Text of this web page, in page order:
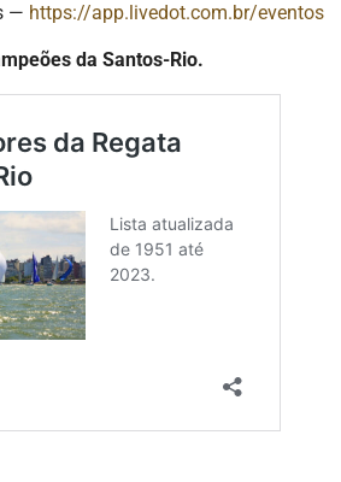
— https://app.livedot.com.br/eventos
da Santos-Rio.